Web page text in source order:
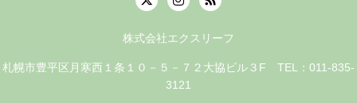
株式会社エクスリーフ
札幌市豊平区月寒西１条１０－５－７２大協ビル３F TEL：011-835-
3121